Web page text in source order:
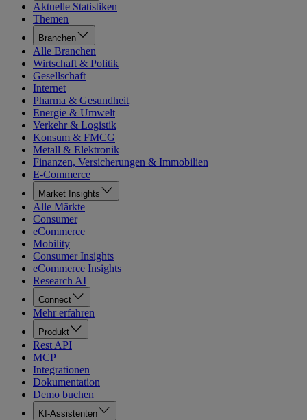
Aktuelle Statistiken
Themen
Branchen
Alle Branchen
Wirtschaft & Politik
Gesellschaft
Internet
Pharma & Gesundheit
Energie & Umwelt
Verkehr & Logistik
Konsum & FMCG
Metall & Elektronik
Finanzen, Versicherungen & Immobilien
E-Commerce
Market Insights
Alle Märkte
Consumer
eCommerce
Mobility
Consumer Insights
eCommerce Insights
Research AI
Connect
Mehr erfahren
Produkt
Rest API
MCP
Integrationen
Dokumentation
Demo buchen
KI-Assistenten